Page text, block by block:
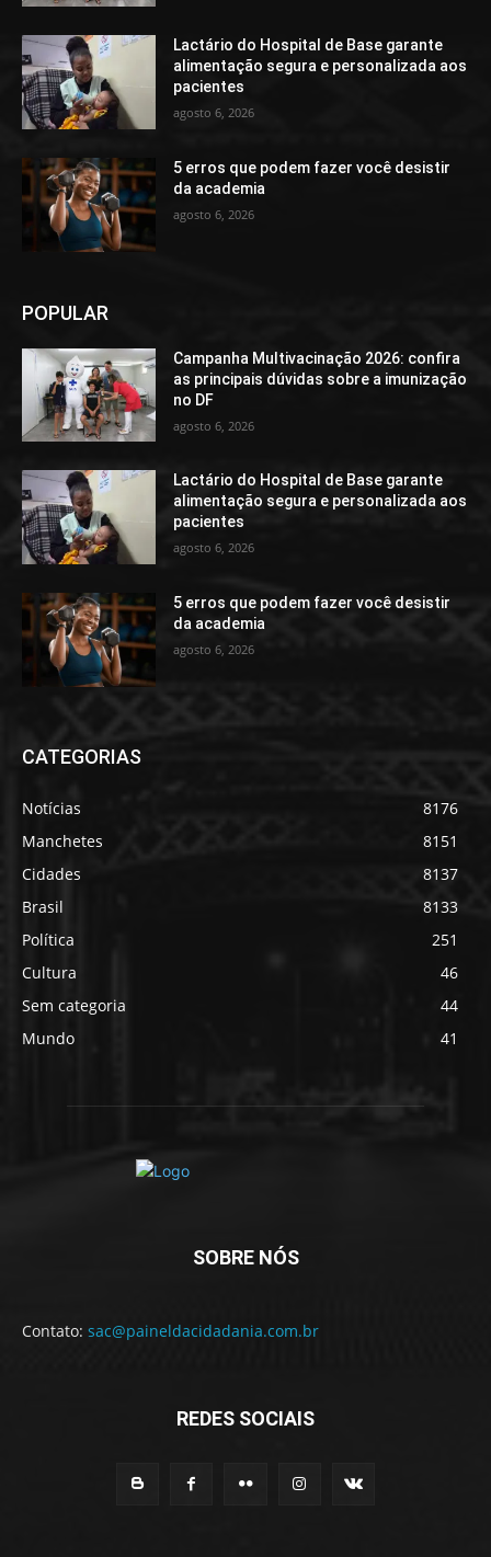
Lactário do Hospital de Base garante
alimentação segura e personalizada aos
pacientes
agosto 6, 2026
5 erros que podem fazer você desistir
da academia
agosto 6, 2026
POPULAR
Campanha Multivacinação 2026: confira
as principais dúvidas sobre a imunização
no DF
agosto 6, 2026
Lactário do Hospital de Base garante
alimentação segura e personalizada aos
pacientes
agosto 6, 2026
5 erros que podem fazer você desistir
da academia
agosto 6, 2026
CATEGORIAS
Notícias
8176
Manchetes
8151
Cidades
8137
Brasil
8133
Política
251
Cultura
46
Sem categoria
44
Mundo
41
SOBRE NÓS
Contato: sac@paineldacidadania.com.br
REDES SOCIAIS